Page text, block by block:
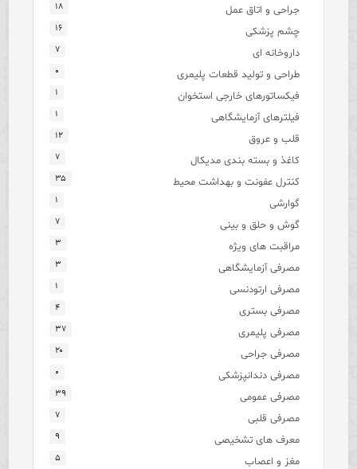
جراحی و اتاق عمل ۱۸
چشم پزشکی ۱۶
داروخانه ای ۷
طراحی و تولید قطعات پلیمری ۰
فیکساتورهای خارجی استخوان ۱
فیلترهای آزمایشگاهی ۱
قلب و عروق ۱۲
کاغذ و بسته بندی مدیکال ۷
کنترل عفونت و بهداشت محیط ۳۵
گوارشی ۱
گوش و حلق و بینی ۷
مراقبت های ویژه ۳
مصرفی آزمایشگاهی ۳
مصرفی ارتودنسی ۱
مصرفی بستری ۴
مصرفی پلیمری ۳۷
مصرفی جراحی ۲۰
مصرفی دندانپزشکی ۰
مصرفی عمومی ۳۹
مصرفی قلبی ۷
معرف های تشخیصی ۹
مغز و اعصاب ۵